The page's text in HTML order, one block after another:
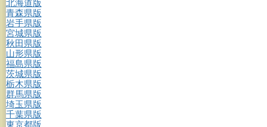
北海道版
青森県版
岩手県版
宮城県版
秋田県版
山形県版
福島県版
茨城県版
栃木県版
群馬県版
埼玉県版
千葉県版
東京都版